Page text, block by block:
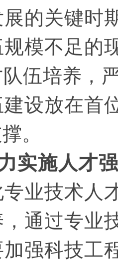
的关键时
规模不足的
伍培养，
建设放在首
。
实施人才
业技术人
通过专业
强科技工